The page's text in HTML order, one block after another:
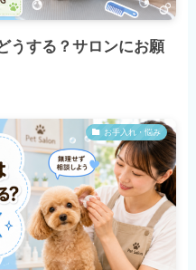
うする？サロンにお願
お手入れ・悩み